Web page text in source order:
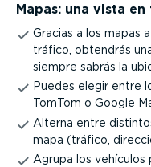
Mapas: una vista
Gracias a los mapas
tráfico, obtendrás
siempre sabrás la
Puedes elegir entre
TomTom o Google
Alterna entre
mapa (tráfico,
Agrupa los vehículos